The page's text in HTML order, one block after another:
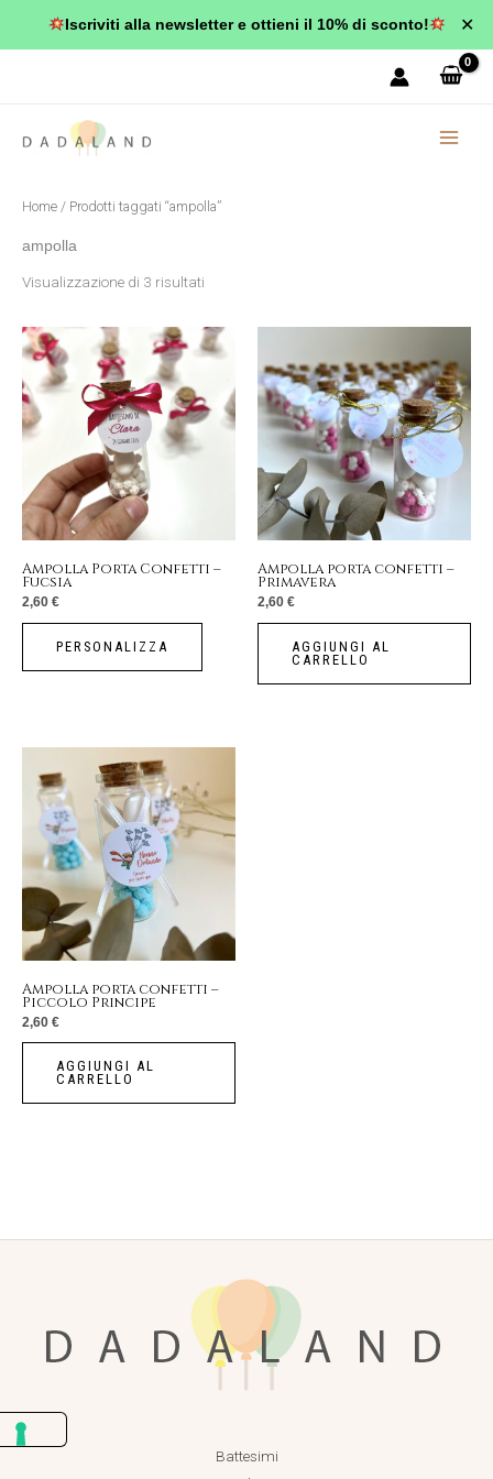
Iscriviti alla newsletter e ottieni il 10% di sconto! ✕
Home / Prodotti taggati “ampolla”
ampolla
Visualizzazione di 3 risultati
Popolarità
Ampolla Porta Confetti –
Fucsia
2,60 €
PERSONALIZZA
Ampolla porta confetti –
Primavera
2,60 €
AGGIUNGI AL
CARRELLO
Ampolla porta confetti –
Piccolo Principe
2,60 €
AGGIUNGI AL
CARRELLO
Battesimi